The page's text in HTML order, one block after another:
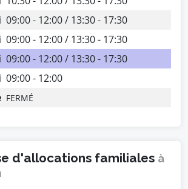
09:00 - 12:00 / 13:30 - 17:30
09:00 - 12:00 / 13:30 - 17:30
09:00 - 12:00 / 13:30 - 17:30
09:00 - 12:00
FERMÉ
d'allocations familiales à